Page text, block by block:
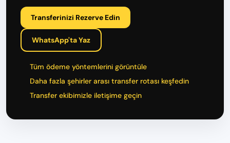
Transferinizi Rezerve Edin
WhatsApp'ta Yaz
Tüm ödeme yöntemlerini görüntüle
Daha fazla şehirler arası transfer rotası keşfedin
Transfer ekibimizle iletişime geçin